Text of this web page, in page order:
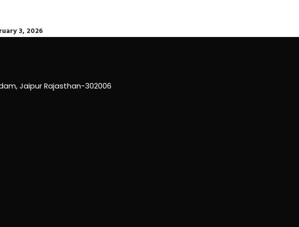
3, 2026
Jaipur Rajasthan-302006